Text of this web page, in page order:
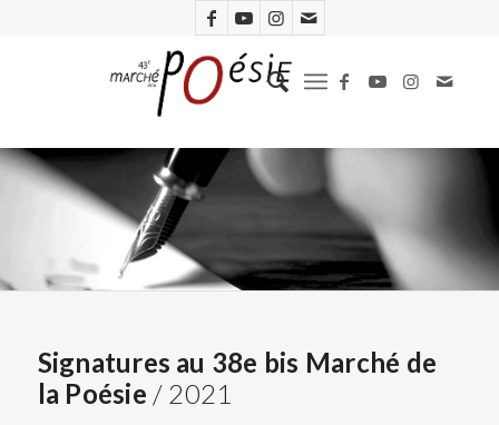
Signatures au 38e bis Marché de
la Poésie / 2021